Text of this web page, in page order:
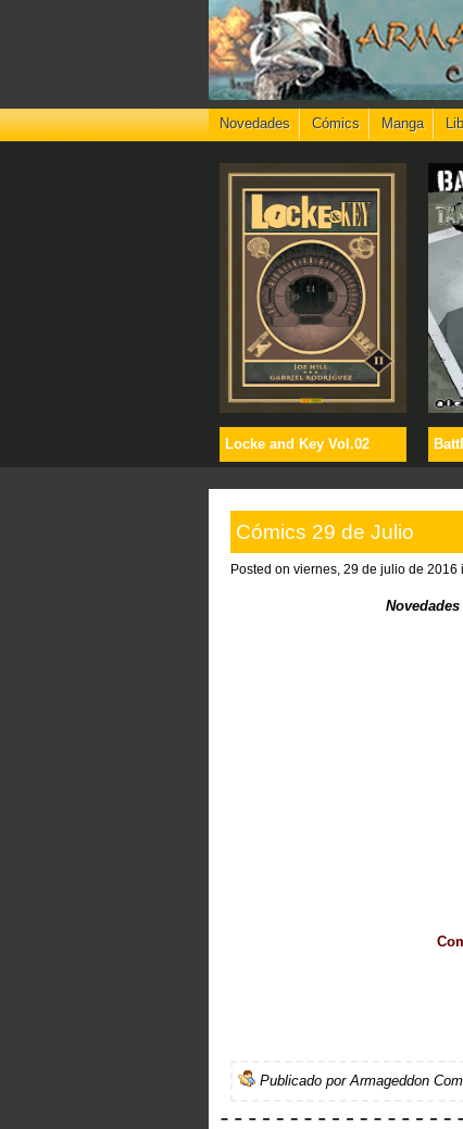
Novedades Cómics Manga
Locke and Key Vol.02
Cómics 29 de Julio
Posted on viernes, 29 de julio de 2016
Publicado porArmageddon